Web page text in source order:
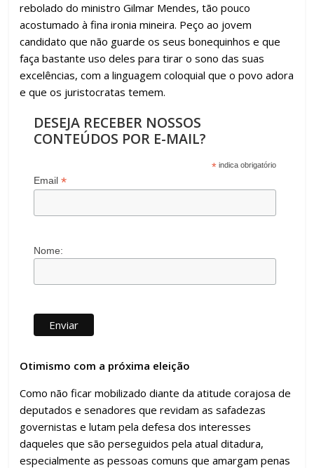
rebolado do ministro Gilmar Mendes, tão pouco
acostumado à fina ironia mineira. Peço ao jovem
candidato que não guarde os seus bonequinhos e que
faça bastante uso deles para tirar o sono das suas
excelências, com a linguagem coloquial que o povo adora
e que os juristocratas temem.
DESEJA RECEBER NOSSOS
CONTEÚDOS POR E-MAIL?
* indica obrigatório
Email*
Nome:
Otimismo com a próxima eleição
Como não ficar mobilizado diante da atitude corajosa de
deputados e senadores que revidam as safadezas
governistas e lutam pela defesa dos interesses
daqueles que são perseguidos pela atual ditadura,
especialmente as pessoas comuns que amargam penas